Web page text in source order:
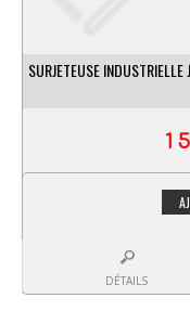
SURJETEUSE
1
DÉTAILS